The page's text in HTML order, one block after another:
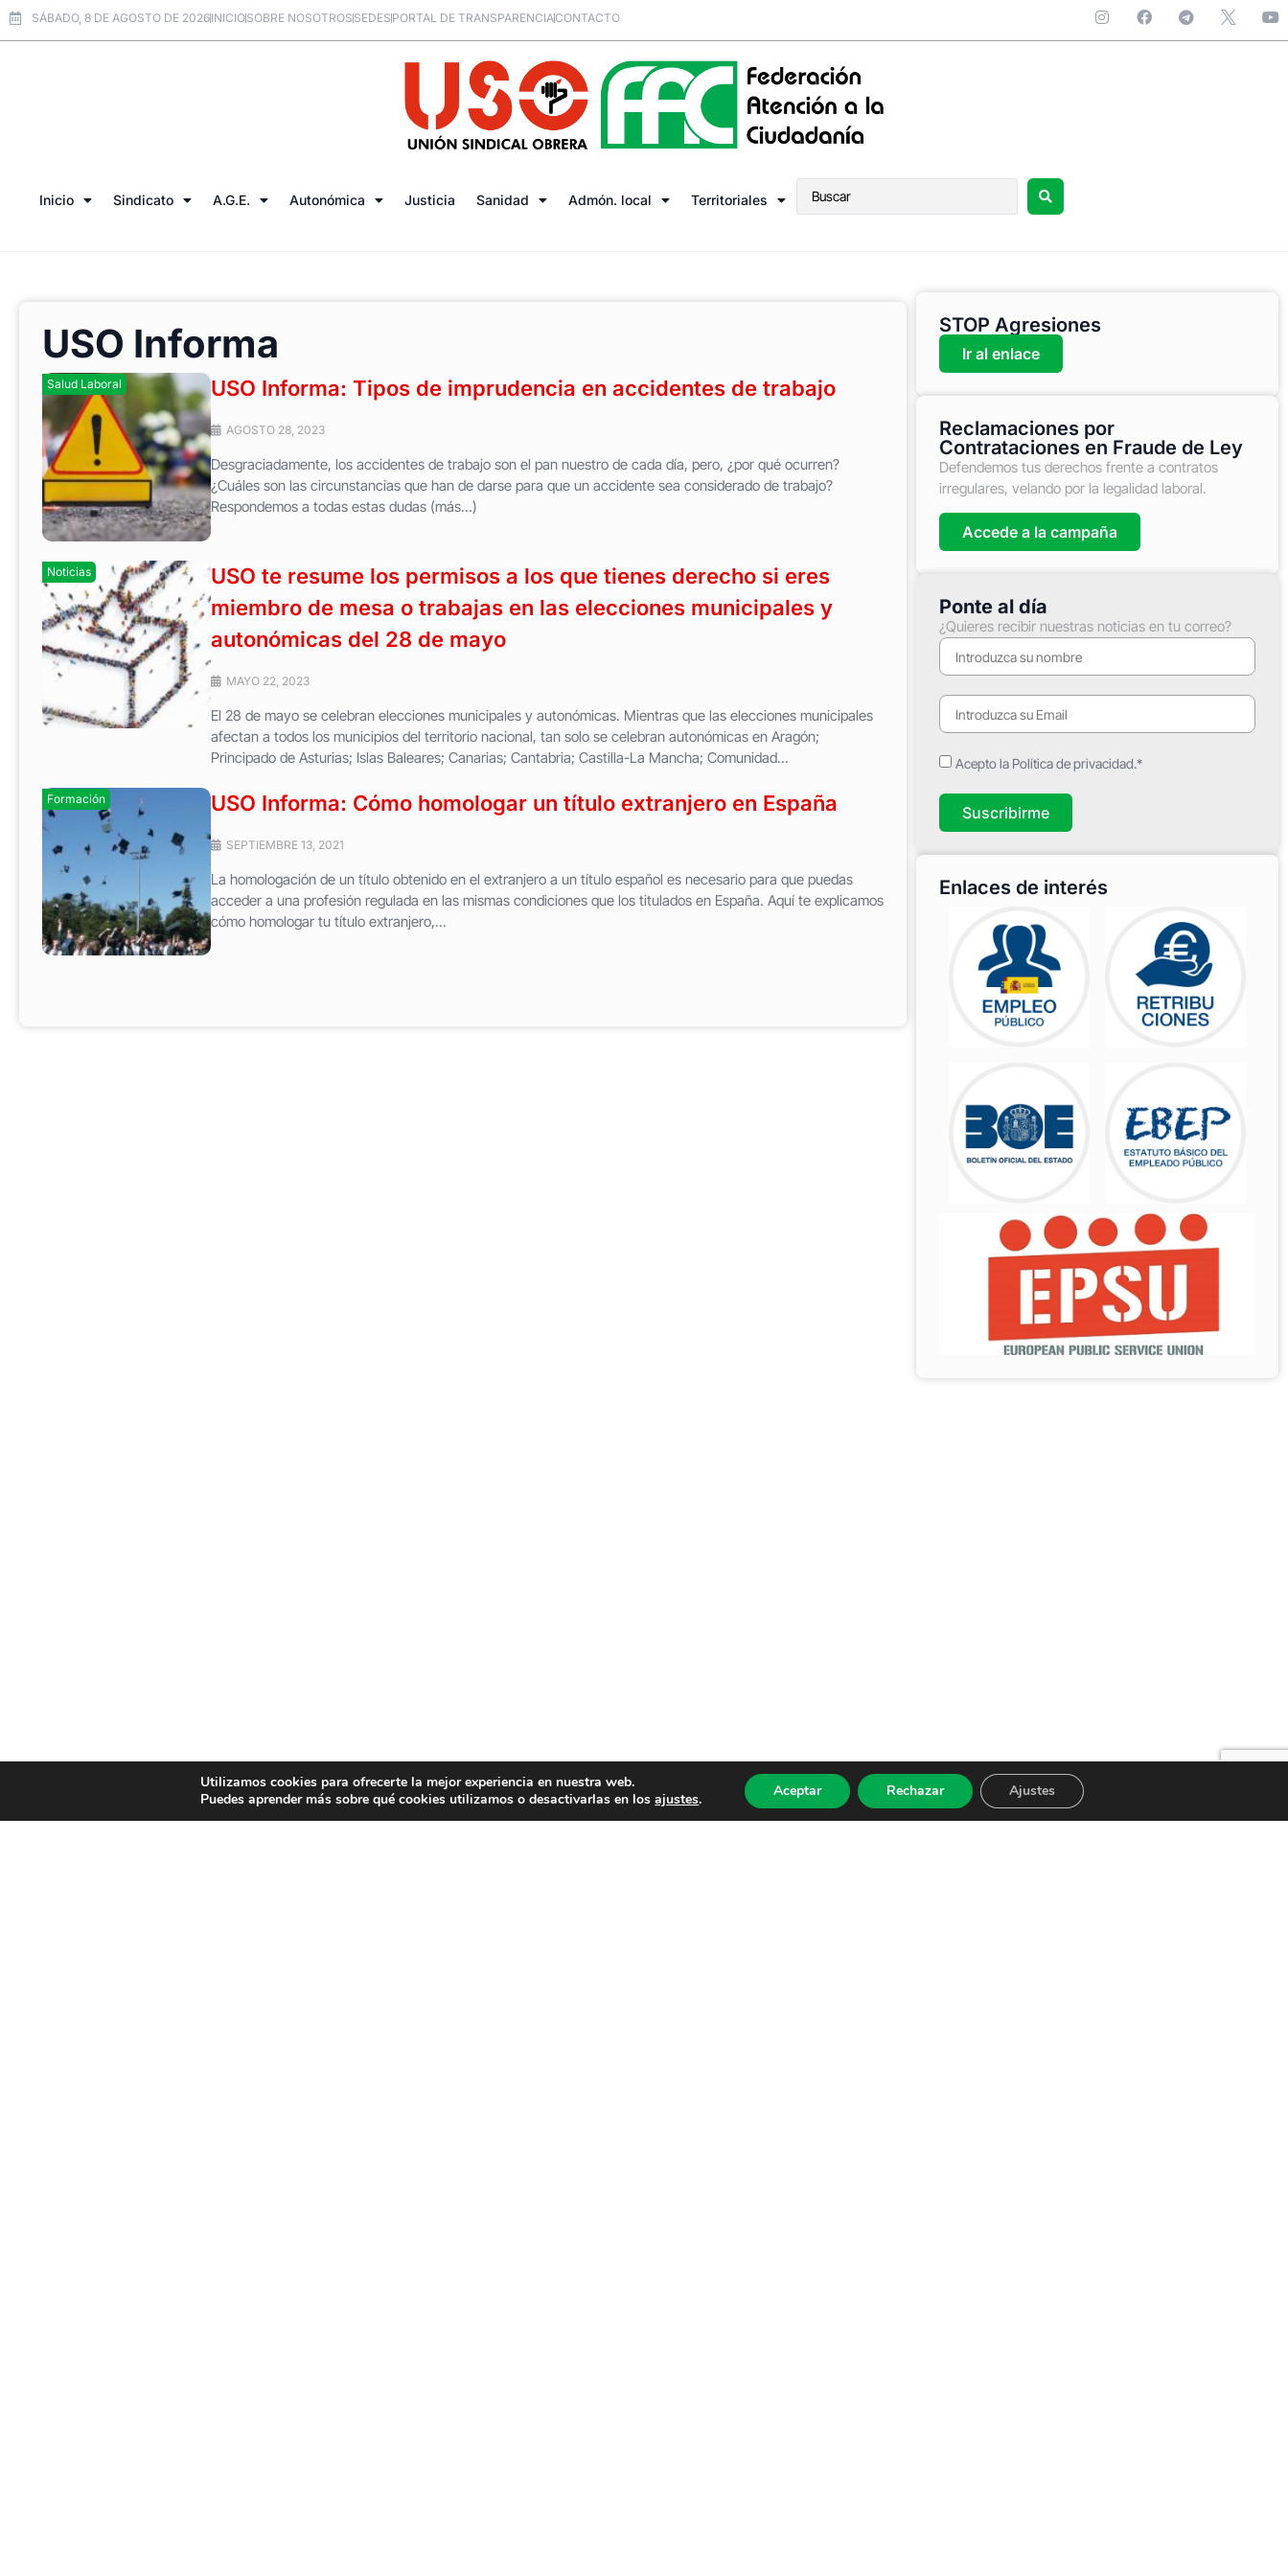
SÁBADO, 8 DE AGOSTO DE 2026INICIOSOBRE NOSOTROSSEDESPORTAL DE TRANSPARENCIACONTACTO
Inicio Sindicato A.G.E. Autonómica Justicia Sanidad Admón. local Territoriales
USO Informa
Salud Laboral USO Informa: Tipos de imprudencia en accidentes de trabajo
AGOSTO 28, 2023
Desgraciadamente, los accidentes de trabajo son el pan nuestro de cada día, pero, ¿por qué ocurren?
¿Cuáles son las circunstancias que han de darse para que un accidente sea considerado de trabajo?
Respondemos a todas estas dudas (más…)
Noticias
USO te resume los permisos a los que tienes derecho si eres
miembro de mesa o trabajas en las elecciones municipales y
autonómicas del 28 de mayo
MAYO 22, 2023
El 28 de mayo se celebran elecciones municipales y autonómicas. Mientras que las elecciones municipales
afectan a todos los municipios del territorio nacional, tan solo se celebran autonómicas en Aragón;
Principado de Asturias; Islas Baleares; Canarias; Cantabria; Castilla-La Mancha; Comunidad...
Formación USO Informa: Cómo homologar un título extranjero en España
SEPTIEMBRE 13, 2021
La homologación de un título obtenido en el extranjero a un título español es necesario para que puedas
acceder a una profesión regulada en las mismas condiciones que los titulados en España. Aquí te explicamos
cómo homologar tu título extranjero,...
STOP Agresiones
Ir al enlace
Reclamaciones por
Contrataciones en Fraude de Ley
Defendemos tus derechos frente a contratos
irregulares, velando por la legalidad laboral.
Accede a la campaña
Ponte al día
¿Quieres recibir nuestras noticias en tu correo?
Acepto la Política de privacidad.*
Suscribirme
Enlaces de interés
Utilizamos cookies para ofrecerte la mejor experiencia en nuestra web.
Puedes aprender más sobre qué cookies utilizamos o desactivarlas en losajustes. Aceptar Rechazar Ajustes